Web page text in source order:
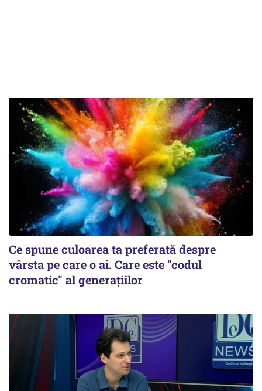
Ce spune culoarea ta preferată despre
vârsta pe care o ai. Care este "codul
cromatic" al generațiilor